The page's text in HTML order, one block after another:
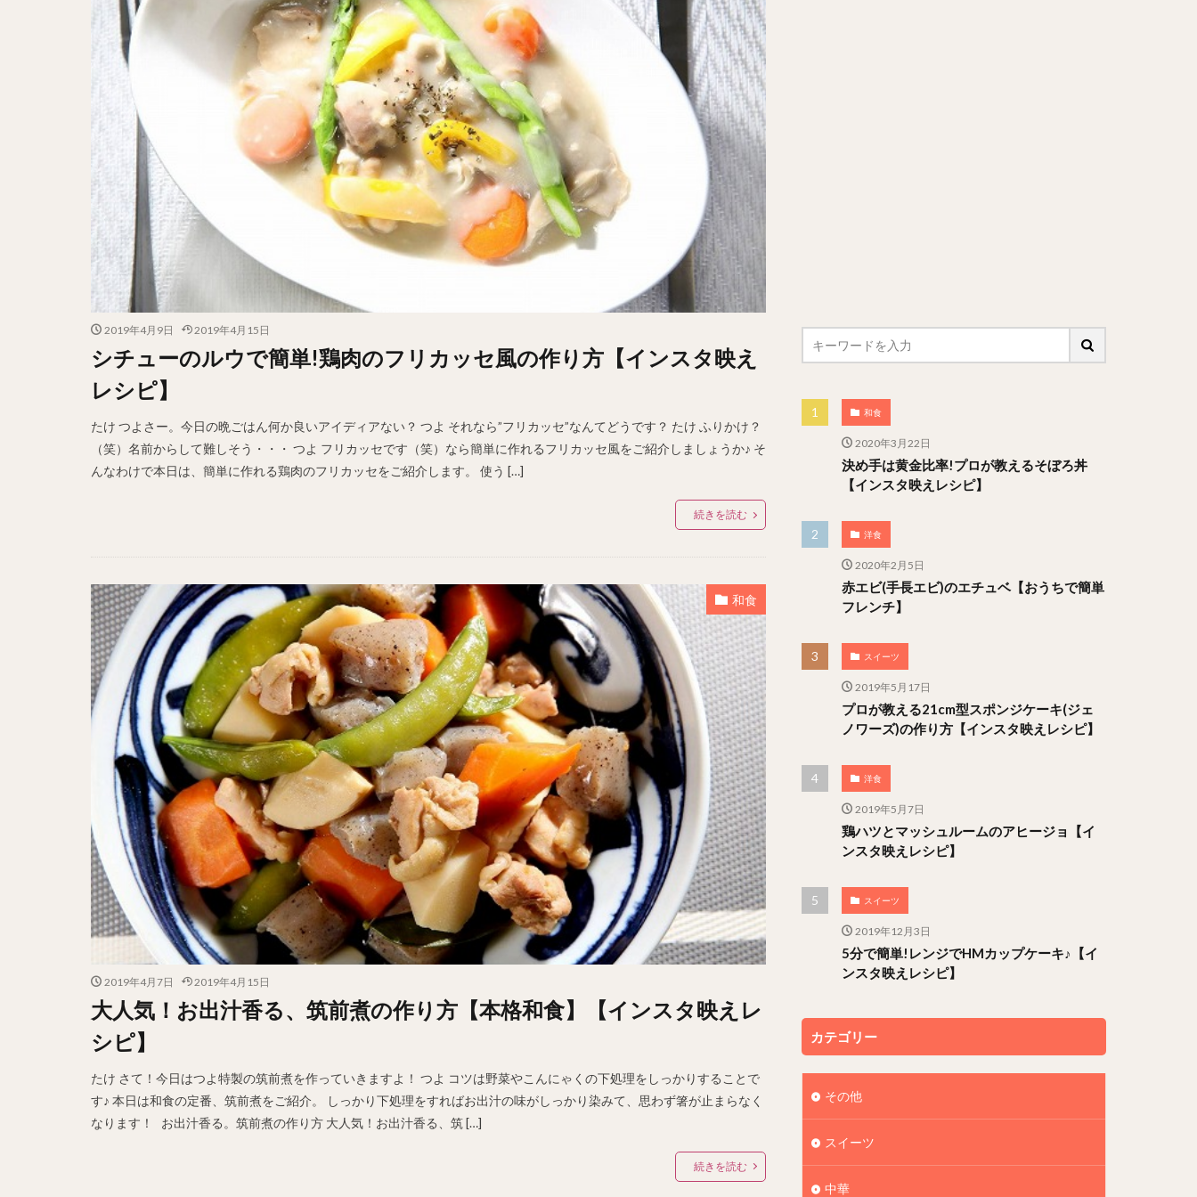
2019年4月9日 2019年4月15日
シチューのルウで簡単!鶏肉のフリカッセ風の作り方【インスタ映え
レシピ】
たけ つよさー。今日の晩ごはん何か良いアイディアない？ つよ それなら”フリカッセ”なんてどうです？ たけ ふりかけ？
（笑）名前からして難しそう・・・ つよ フリカッセです（笑）なら簡単に作れるフリカッセ風をご紹介しましょうか♪ そ
んなわけで本日は、簡単に作れる鶏肉のフリカッセをご紹介します。 使う […]
続きを読む
和食
2019年4月7日 2019年4月15日
大人気！お出汁香る、筑前煮の作り方【本格和食】【インスタ映えレ
シピ】
たけ さて！今日はつよ特製の筑前煮を作っていきますよ！ つよ コツは野菜やこんにゃくの下処理をしっかりすることで
す♪ 本日は和食の定番、筑前煮をご紹介。 しっかり下処理をすればお出汁の味がしっかり染みて、思わず箸が止まらなく
なります！ お出汁香る。筑前煮の作り方 大人気！お出汁香る、筑 […]
続きを読む
和食
2020年3月22日
決め手は黄金比率!プロが教えるそぼろ丼
【インスタ映えレシピ】
洋食
2020年2月5日
赤エビ(手長エビ)のエチュベ【おうちで簡単
フレンチ】
スイーツ
2019年5月17日
プロが教える21cm型スポンジケーキ(ジェ
ノワーズ)の作り方【インスタ映えレシピ】
洋食
2019年5月7日
鶏ハツとマッシュルームのアヒージョ【イ
ンスタ映えレシピ】
スイーツ
2019年12月3日
5分で簡単!レンジでHMカップケーキ♪【イ
ンスタ映えレシピ】
カテゴリー
その他
スイーツ
中華